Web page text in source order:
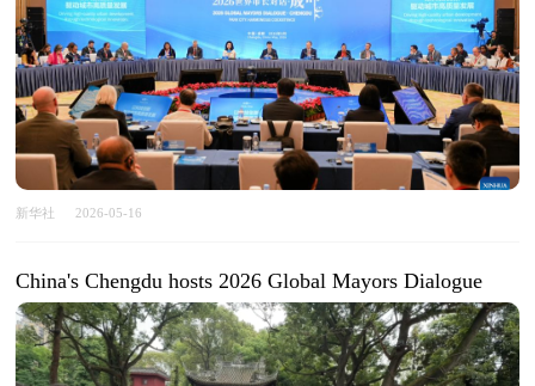
新华社 2026-05-16
China's Chengdu hosts 2026 Global Mayors Dialogue